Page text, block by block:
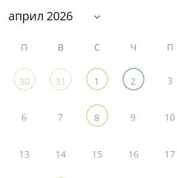
П В С Ч П
30 31 1 2 3
6 7 8 9 10
13 14 15 16 17